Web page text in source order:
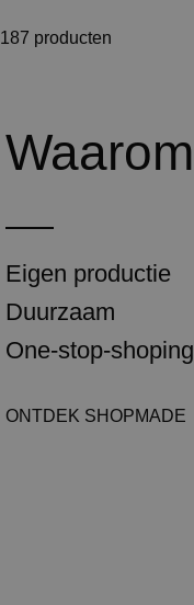
187 producten
Waarom
Eigen productie
Duurzaam
One-stop-shoping
ONTDEK SHOPMADE